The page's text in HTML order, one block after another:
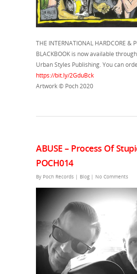
THE INTERNATIONAL HARDCORE &
BLACKBOOK is now available
Urban Styles Publishing. You can
https://bit.ly/2GduBck
Artwork © Poch 2020
ABUSE – Process Of
POCH014
By Poch Records | Blog | No Comments